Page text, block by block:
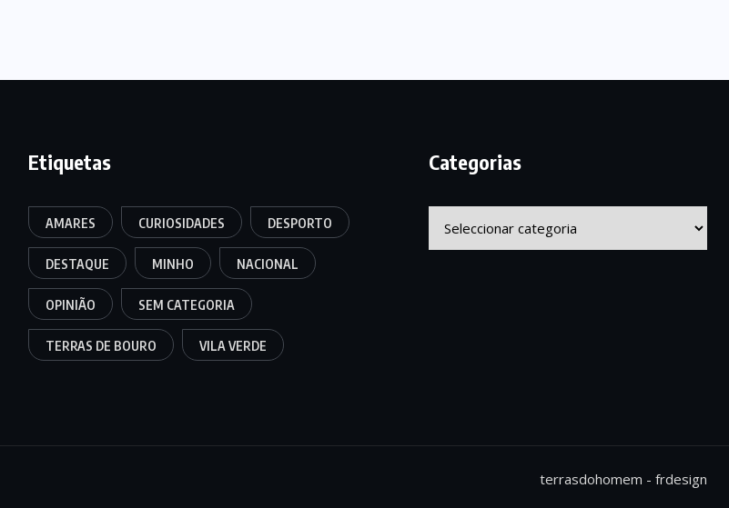
Etiquetas
AMARES CURIOSIDADES DESPORTO
DESTAQUE MINHO NACIONAL
OPINIÃO SEM CATEGORIA
TERRAS DE BOURO VILA VERDE
Categorias
terrasdohomem - frdesign